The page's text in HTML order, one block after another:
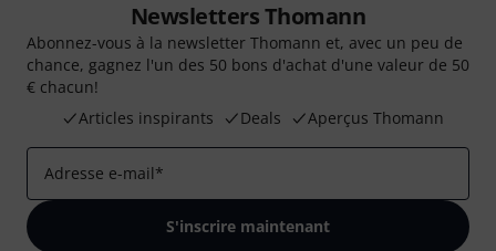
Newsletters Thomann
Abonnez-vous à la newsletter Thomann et, avec un peu de
chance, gagnez l'un des 50 bons d'achat d'une valeur de 50
€ chacun!
Articles inspirants
Deals Aperçus Thomann
Adresse e-mail*
S'inscrire maintenant